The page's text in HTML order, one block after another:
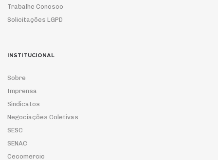
Trabalhe Conosco
Solicitações LGPD
INSTITUCIONAL
Sobre
Imprensa
Sindicatos
Negociações Coletivas
SESC
SENAC
Cecomercio